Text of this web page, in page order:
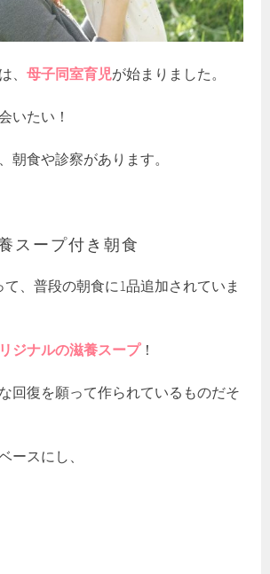
、母子同室育児が始まりました。
いたい！
朝食や診察があります。
スープ付き朝食
、普段の朝食に1品追加されていま
ジナルの滋養スープ！
回復を願って作られているものだそ
ースにし、